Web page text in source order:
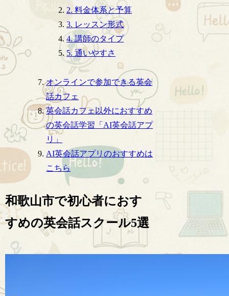
2. 料金体系と予算
3. レッスン形式
4. 講師のタイプ
5. 通いやすさ
オンラインで参加できる英会
話カフェ
英会話カフェ以外におすすめ
の英会話学習「AI英会話アプ
リ」
AI英会話アプリのおすすめは
こちら
和歌山市で初心者におす
すめの英会話スクール5選